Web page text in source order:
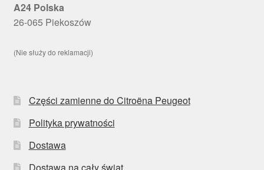
A24 Polska
26-065 Piekoszów
(Nie służy do reklamacji)
Części zamienne do Citroëna Peugeot
Polityka prywatności
Dostawa
Dostawa na cały świat